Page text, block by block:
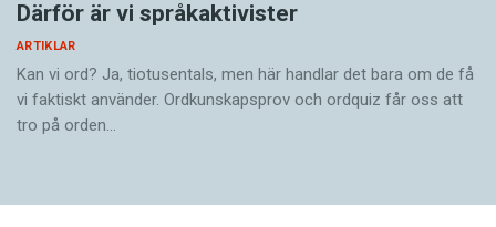
Därför är vi språkaktivister
ARTIKLAR
Kan vi ord? Ja, tiotusentals, men här handlar det bara om de få
vi faktiskt använder. Ordkunskapsprov och ordquiz får oss att
tro på orden…